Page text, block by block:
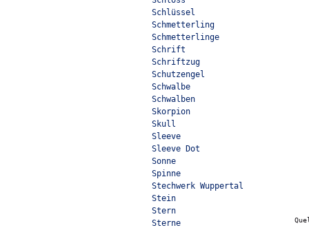
Schlüssel
Schmetterling
Schmetterlinge
Schrift
Schriftzug
Schutzengel
Schwalbe
Schwalben
Skorpion
Skull
Sleeve
Sleeve Dot
Sonne
Spinne
Stechwerk Wuppertal
Stein
Stern
Sterne